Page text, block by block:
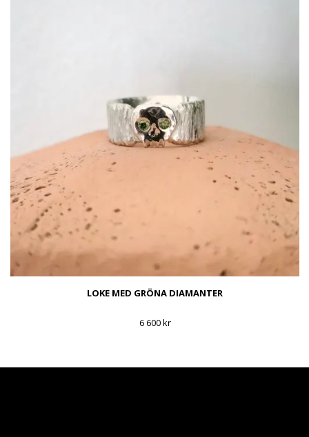
LOKE MED GRÖNA DIAMANTER
6 600 kr